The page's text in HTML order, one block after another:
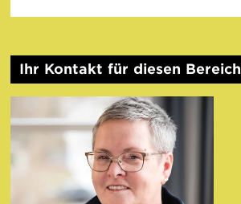
Ihr Kontakt für diesen Bereich